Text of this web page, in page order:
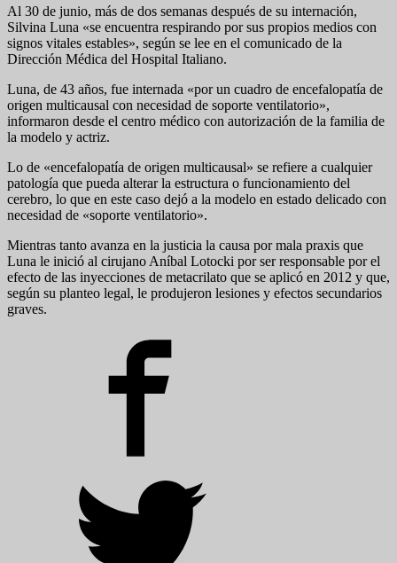
Al 30 de junio, más de dos semanas después de su internación,
Silvina Luna «se encuentra respirando por sus propios medios con
signos vitales estables», según se lee en el comunicado de la
Dirección Médica del Hospital Italiano.
Luna, de 43 años, fue internada «por un cuadro de encefalopatía de
origen multicausal con necesidad de soporte ventilatorio»,
informaron desde el centro médico con autorización de la familia de
la modelo y actriz.
Lo de «encefalopatía de origen multicausal» se refiere a cualquier
patología que pueda alterar la estructura o funcionamiento del
cerebro, lo que en este caso dejó a la modelo en estado delicado con
necesidad de «soporte ventilatorio».
Mientras tanto avanza en la justicia la causa por mala praxis que
Luna le inició al cirujano Aníbal Lotocki por ser responsable por el
efecto de las inyecciones de metacrilato que se aplicó en 2012 y que,
según su planteo legal, le produjeron lesiones y efectos secundarios
graves.